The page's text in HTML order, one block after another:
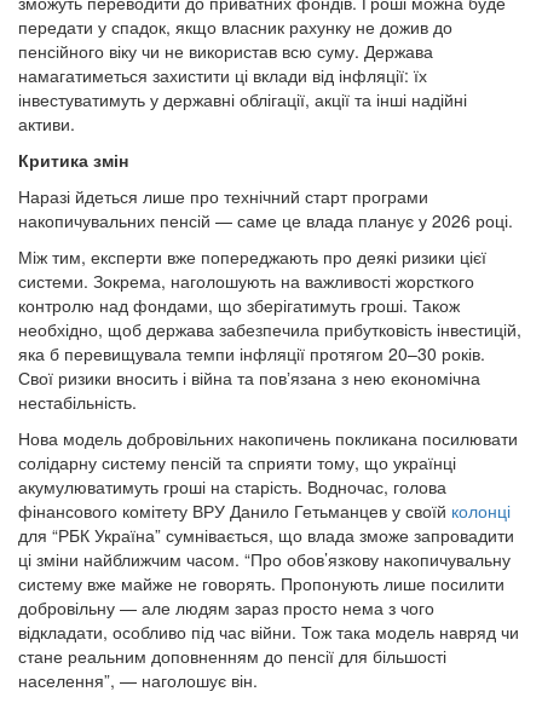
передати у спадок, якщо власник рахунку не дожив до
пенсійного віку чи не використав всю суму. Держава
намагатиметься захистити ці вклади від інфляції: їх
інвестуватимуть у державні облігації, акції та інші надійні
активи.
Критика змін
Наразі йдеться лише про технічний старт програми
накопичувальних пенсій — саме це влада планує у 2026 році.
Між тим, експерти вже попереджають про деякі ризики цієї
системи. Зокрема, наголошують на важливості жорсткого
контролю над фондами, що зберігатимуть гроші. Також
необхідно, щоб держава забезпечила прибутковість інвестицій,
яка б перевищувала темпи інфляції протягом 20–30 років.
Свої ризики вносить і війна та повʼязана з нею економічна
нестабільність.
Нова модель добровільних накопичень покликана посилювати
солідарну систему пенсій та сприяти тому, що українці
акумулюватимуть гроші на старість. Водночас, голова
фінансового комітету ВРУ Данило Гетьманцев у своїй колонці
для “РБК Україна” сумнівається, що влада зможе запровадити
ці зміни найближчим часом. “Про обов’язкову накопичувальну
систему вже майже не говорять. Пропонують лише посилити
добровільну — але людям зараз просто нема з чого
відкладати, особливо під час війни. Тож така модель навряд чи
стане реальним доповненням до пенсії для більшості
населення”, — наголошує він.